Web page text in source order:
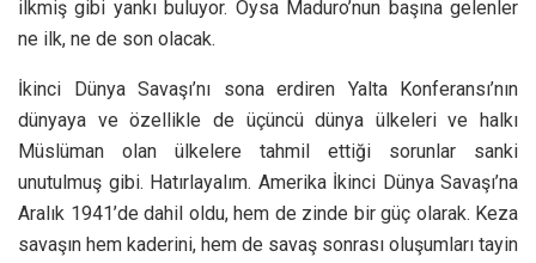
ilkmiş gibi yankı buluyor. Oysa Maduro’nun başına gelenler
ne ilk, ne de son olacak.
İkinci Dünya Savaşı’nı sona erdiren Yalta Konferansı’nın
dünyaya ve özellikle de üçüncü dünya ülkeleri ve halkı
Müslüman olan ülkelere tahmil ettiği sorunlar sanki
unutulmuş gibi. Hatırlayalım. Amerika İkinci Dünya Savaşı’na
Aralık 1941’de dahil oldu, hem de zinde bir güç olarak. Keza
savaşın hem kaderini, hem de savaş sonrası oluşumları tayin